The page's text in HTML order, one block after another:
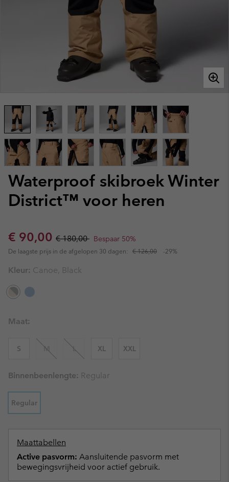
Waterproof skibroek Winter
District™ voor heren
Sale price:
€ 90,00 Regular price:
€ 180,00 Bespaar 50%
De laagste prijs in de afgelopen 30 dagen: € 126,00 -29%
Kleur: Canoe, Black
Maat:
S M L XL XXL
Binnenbeenlengte: Regular
Regular
Maattabellen
Active pasvorm: Aansluitende pasvorm met
bewegingsvrijheid voor actief gebruik.